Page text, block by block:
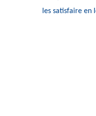
les satisfaire en